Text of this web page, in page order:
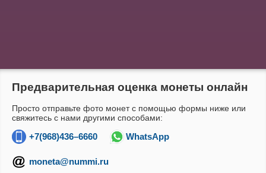
Предварительная оценка монеты онлайн
Просто отправьте фото монет с помощью формы ниже или
свяжитесь с нами другими способами:
+7(968)436–6660 WhatsApp
moneta@nummi.ru